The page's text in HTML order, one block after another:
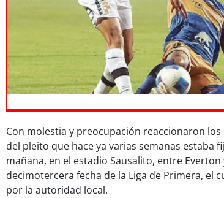
Con molestia y preocupación reaccionaron
del pleito que hace ya varias semanas estaba
mañana, en el estadio Sausalito, entre
decimotercera fecha de la Liga de Primera, el
por la autoridad local.